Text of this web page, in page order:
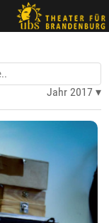
Jahr 2017